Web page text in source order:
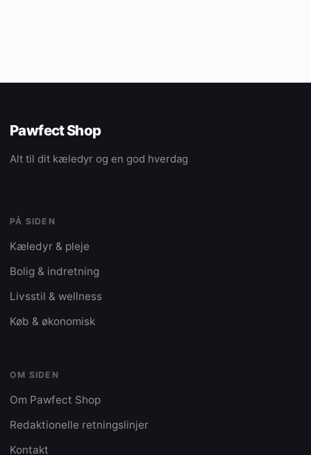
Pawfect Shop
Alt til dit kæledyr og en god hverdag
PÅ SIDEN
Kæledyr & pleje
Bolig & indretning
Livsstil & wellness
Køb & økonomisk
OM SIDEN
Om Pawfect Shop
Redaktionelle retningslinjer
Kontakt